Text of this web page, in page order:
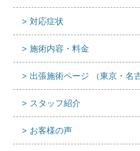
対応症状
施術内容・料金
出張施術ページ （東京・名
スタッフ紹介
お客様の声